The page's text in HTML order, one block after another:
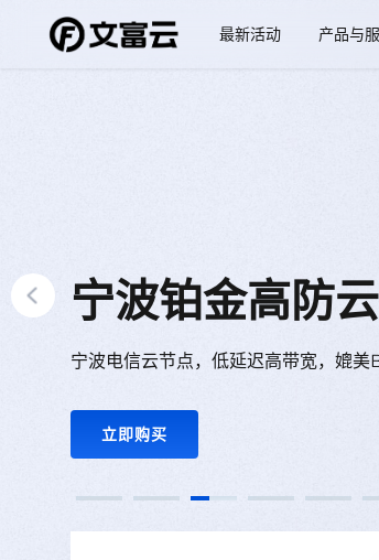
最新活动 产品与
代理加盟 - 合
代理专属折扣，自动开通升级，积极
立即加入
文富云，简单
为您提供优质设备、专业售后、金盾+
立即选购
特惠活动云-低
精选多种云服务器限时特惠，优质性
立即选购
宁波铂金高防
宁波电信云节点，低延迟高带宽，媲
立即购买
绍兴BGP云-极
绍兴BGP多线接入，高防御BGP线路
立即抢购
BGP物理机-游
低延迟，高稳定，流畅游戏不卡顿就选
立即提速
代理加盟 - 合
代理专属折扣，自动开通升级，积极
立即加入
文富云，简单
为您提供优质设备、专业售后、金盾+
立即选购